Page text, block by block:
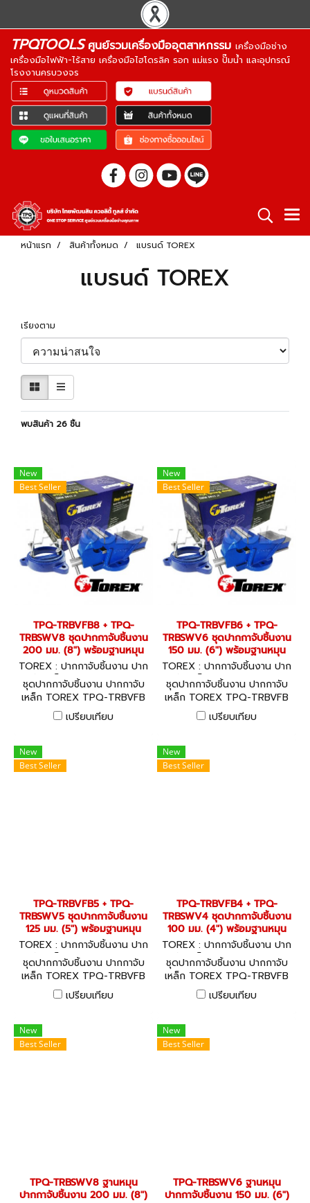
TPQTOOLSศูนย์รวมเครื่องมืออุตสาหกรรม เครื่องมือช่าง
เครื่องมือไฟฟ้า-ไร้สาย เครื่องมือไฮโดรลิค รอก แม่แรง ปั๊มน้ำ และอุปกรณ์
โรงงานครบวงจร
หน้าแรก สินค้าทั้งหมด แบรนด์ TOREX
แบรนด์ TOREX
เรียงตาม
พบสินค้า 26 ชิ้น
New
Best Seller
TPQ-TRBVFB8 + TPQ-
TRBSWV8 ชุดปากกาจับชิ้นงาน
200 มม. (8") พร้อมฐานหมุน
TOREX : ปากกาจับชิ้นงาน ปาก
กาจับเหล็ก TPQ-TRBVFB8 +
TPQ-TRBSWV8
ชุดปากกาจับชิ้นงาน ปากกาจับ
เหล็ก TOREX TPQ-TRBVFB
พร้อมฐานหมุนรอบ 360 องศา
TPQ-TRBSWV สำหรับใช้กับ
เปรียบเทียบ
New
Best Seller
TPQ-TRBVFB6 + TPQ-
TRBSWV6 ชุดปากกาจับชิ้นงาน
150 มม. (6") พร้อมฐานหมุน
TOREX : ปากกาจับชิ้นงาน ปาก
กาจับเหล็ก TPQ-TRBVFB6 +
TPQ-TRBSWV6
ชุดปากกาจับชิ้นงาน ปากกาจับ
เหล็ก TOREX TPQ-TRBVFB
พร้อมฐานหมุนรอบ 360 องศา
TPQ-TRBSWV สำหรับใช้กับ
เปรียบเทียบ
New
Best Seller
TPQ-TRBVFB5 + TPQ-
TRBSWV5 ชุดปากกาจับชิ้นงาน
125 มม. (5") พร้อมฐานหมุน
TOREX : ปากกาจับชิ้นงาน ปาก
กาจับเหล็ก TPQ-TRBVFB5 +
TPQ-TRBSWV5
ชุดปากกาจับชิ้นงาน ปากกาจับ
เหล็ก TOREX TPQ-TRBVFB
พร้อมฐานหมุนรอบ 360 องศา
TPQ-TRBSWV สำหรับใช้กับ
เปรียบเทียบ
New
Best Seller
TPQ-TRBVFB4 + TPQ-
TRBSWV4 ชุดปากกาจับชิ้นงาน
100 มม. (4") พร้อมฐานหมุน
TOREX : ปากกาจับชิ้นงาน ปาก
กาจับเหล็ก TPQ-TRBVFB4 +
TPQ-TRBSWV4
ชุดปากกาจับชิ้นงาน ปากกาจับ
เหล็ก TOREX TPQ-TRBVFB
พร้อมฐานหมุนรอบ 360 องศา
TPQ-TRBSWV สำหรับใช้กับ
เปรียบเทียบ
New
Best Seller
TPQ-TRBSWV8 ฐานหมุน
ปากกาจับชิ้นงาน 200 มม. (8")
New
Best Seller
TPQ-TRBSWV6 ฐานหมุน
ปากกาจับชิ้นงาน 150 มม. (6")